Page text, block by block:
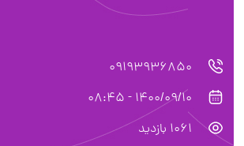
09193936850
1400/09/10 - 08:45
1061 بازدید